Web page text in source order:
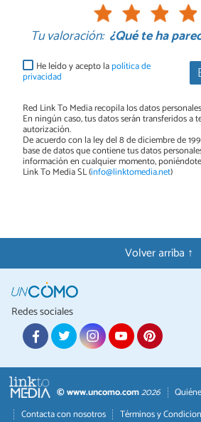
Tu valoración: ¿Qué te ha
He leído y acepto lapolítica de
privacidad
Red Link To Media recopila los datos
En ningún caso, tus datos serán transferidos a
autorización.
De acuerdo con la ley del 8 de diciembre de
base de datos que contiene tus datos
información en cualquier momento,
Link To Media SL (info@linktomedia.net)
Volver arriba ↑
Redes sociales
© www.uncomo.com2026
Contacta con nosotros
Términos y